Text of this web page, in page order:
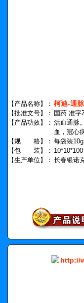
【产品名称】： 柯迪-通
【批准文号】： 国药 准字
【产品功效】： 活血通脉
血，冠心
【规 格】： 每袋装10g
【包 装】： 10*10*100
【生产单位】： 长春银诺